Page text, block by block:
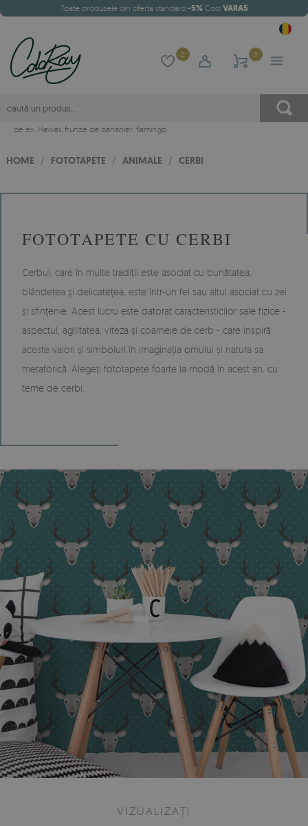
Toate produsele din oferta standard-5%Cod:VARA5
0 0
de ex. Hawaii, frunze de bananier, flamingo
HOME / FOTOTAPETE / ANIMALE / CERBI
FOTOTAPETE CU CERBI
Cerbul, care în multe tradiții este asociat cu bunătatea,
blândețea și delicatețea, este într-un fel sau altul asociat cu zei
și sfințenie. Acest lucru este datorat caracteristicilor sale fizice -
aspectul, agilitatea, viteza și coarnele de cerb - care inspiră
aceste valori și simboluri în imaginația omului și natura sa
metaforică. Alegeți fototapete foarte la modă în acest an, cu
teme de cerbi.
VIZUALIZAȚI